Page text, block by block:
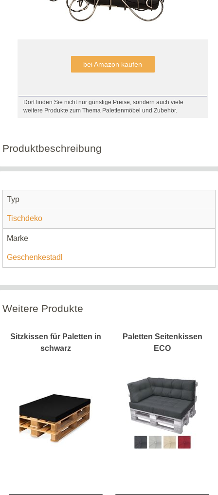
bei Amazon kaufen
Dort finden Sie nicht nur günstige Preise, sondern auch viele
weitere Produkte zum Thema Palettenmöbel und Zubehör.
Produktbeschreibung
Typ
Tischdeko
Marke
Geschenkestadl
Weitere Produkte
Sitzkissen für Paletten in
schwarz
Paletten Seitenkissen
ECO